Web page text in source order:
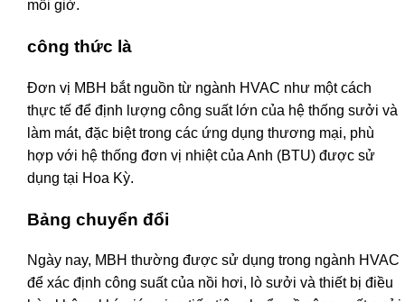
mỗi giờ.
công thức là
Đơn vị MBH bắt nguồn từ ngành HVAC như một cách
thực tế để định lượng công suất lớn của hệ thống sưởi và
làm mát, đặc biệt trong các ứng dụng thương mại, phù
hợp với hệ thống đơn vị nhiệt của Anh (BTU) được sử
dụng tại Hoa Kỳ.
Bảng chuyển đổi
Ngày nay, MBH thường được sử dụng trong ngành HVAC
để xác định công suất của nồi hơi, lò sưởi và thiết bị điều